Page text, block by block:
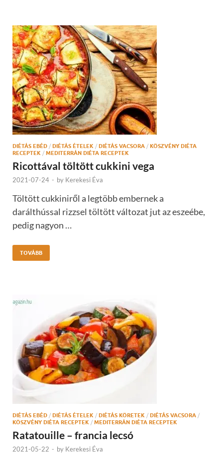
DIÉTÁS EBÉD / DIÉTÁS ÉTELEK / DIÉTÁS VACSORA / KÖSZVÉNY DIÉTA
RECEPTEK / MEDITERRÁN DIÉTA RECEPTEK
Ricottával töltött cukkini vega
2021-07-24 - by Kerekesi Éva
Töltött cukkiniről a legtöbb embernek a
darálthússal rizzsel töltött változat jut az eszeébe,
pedig nagyon …
TOVÁBB
DIÉTÁS EBÉD / DIÉTÁS ÉTELEK / DIÉTÁS KÖRETEK / DIÉTÁS VACSORA /
KÖSZVÉNY DIÉTA RECEPTEK / MEDITERRÁN DIÉTA RECEPTEK
Ratatouille – francia lecsó
2021-05-22 - by Kerekesi Éva